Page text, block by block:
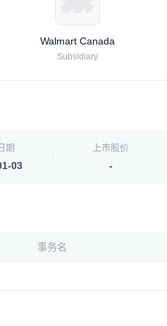
Walmart Canada
Subsidiary
期
03
上市股价
-
事务名